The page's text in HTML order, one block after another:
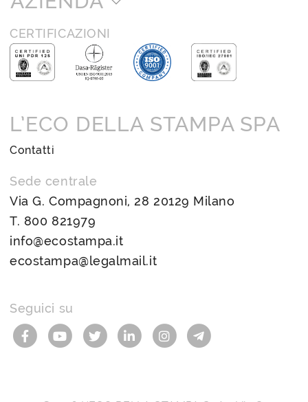
CERTIFICAZIONI
L’ECO DELLA STAMPA SPA
Contatti
Sede centrale
Via G. Compagnoni, 28 20129 Milano
T. 800 821979
info@ecostampa.it
ecostampa@legalmail.it
Seguici su